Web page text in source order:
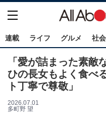
連載 ライフ グルメ 社会
「愛が詰まった素敵
ひの長女もよく食べ
ト丁寧で尊敬」
2026.07.01
多町野 望